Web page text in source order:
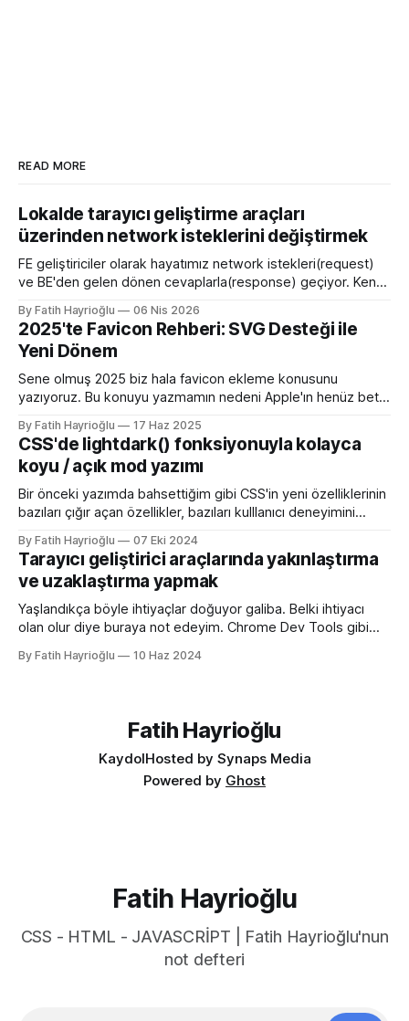
READ MORE
Lokalde tarayıcı geliştirme araçları
üzerinden network isteklerini değiştirmek
FE geliştiriciler olarak hayatımız network istekleri(request)
ve BE'den gelen dönen cevaplarla(response) geçiyor. Kendi
olduğunda mock server kurmak veya çeşitli kütüphanelerle
bu işi yapıyordum. Mock işini tarayıcı üzerinden yapmaya
başlayalı çok rahatladım. Süper kolaylık sağlayan bir özellik.
Genel kullanım alanları * BE
By Fatih Hayrioğlu 06 Nis 2026
2025'te Favicon Rehberi: SVG Desteği ile
Yeni Dönem
Sene olmuş 2025 biz hala favicon ekleme konusunu
yazıyoruz. Bu konuyu yazmamın nedeni Apple'ın henüz beta
oluşu. Bu vesileyle bilgileri tazelemekte fayda var. favicon,
web sitelerinin tarayıcının sayfa, sekme ve yerimi kısmında
gösterilen küçük simgelerdir. Aslında favori ikon dosyaları
By Fatih Hayrioğlu 17 Haz 2025
CSS'de lightdark() fonksiyonuyla kolayca
koyu / açık mod yazımı
Bir önceki yazımda bahsettiğim gibi CSS'in yeni özelliklerinin
bazıları çığır açan özellikler, bazıları kulllanıcı deneyimini
fonksiyonu gibi yazım kolaylığı sağlayan özellikler. lightdark()
fonksiyonu mevcut uyumlu web yazımındaki büyük sorun
olan aşağıdaki kullanımı daha anlaşılır ve düzenli hale
getirmeye yarıyor. :root { color-scheme:
By Fatih Hayrioğlu 07 Eki 2024
Tarayıcı geliştirici araçlarında yakınlaştırma
ve uzaklaştırma yapmak
Yaşlandıkça böyle ihtiyaçlar doğuyor galiba. Belki ihtiyacı
olan olur diye buraya not edeyim. Chrome Dev Tools gibi
küçük mesela :) Yazı boyutlarını büyütmek için Cmd + + and
By Fatih Hayrioğlu 10 Haz 2024
Fatih Hayrioğlu
KaydolHosted by Synaps Media
Powered by Ghost
Fatih Hayrioğlu
CSS - HTML - JAVASCRİPT | Fatih Hayrioğlu'nun
not defteri